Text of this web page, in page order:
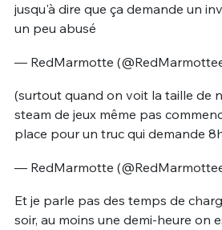
jusqu'à dire que ça demande un
un peu abusé
— RedMarmotte
(surtout quand on voit la taille de
steam de jeux même pas
place pour un truc qui demande
— RedMarmotte
Et je parle pas des temps de
soir, au moins une demi-heure on